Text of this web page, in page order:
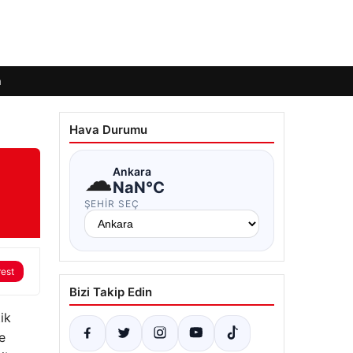
Hava Durumu
☁Ankara
NaN°C
ŞEHIR SEÇ
Bizi Takip Edin